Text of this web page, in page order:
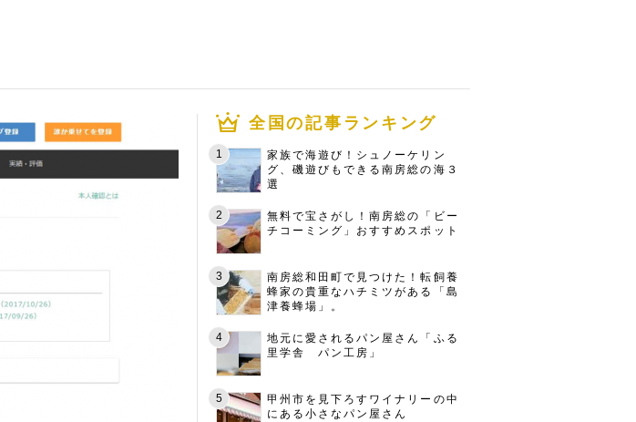
全国の記事ランキング
家族で海遊び！シュノーケリン
グ、磯遊びもできる南房総の海３
選
無料で宝さがし！南房総の「ビー
チコーミング」おすすめスポット
南房総和田町で見つけた！転飼養
蜂家の貴重なハチミツがある「島
津養蜂場」。
地元に愛されるパン屋さん「ふる
里学舎 パン工房」
甲州市を見下ろすワイナリーの中
にある小さなパン屋さん